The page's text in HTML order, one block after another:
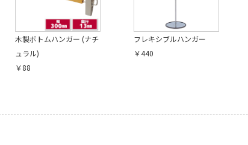
木製ボトムハンガー (ナチ
ュラル)
￥88
フレキシブルハンガー
￥440